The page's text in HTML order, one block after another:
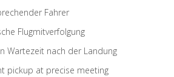
Fahrer
Flugmitverfolgung
Wartezeit nach der Landung
pickup at precise meeting